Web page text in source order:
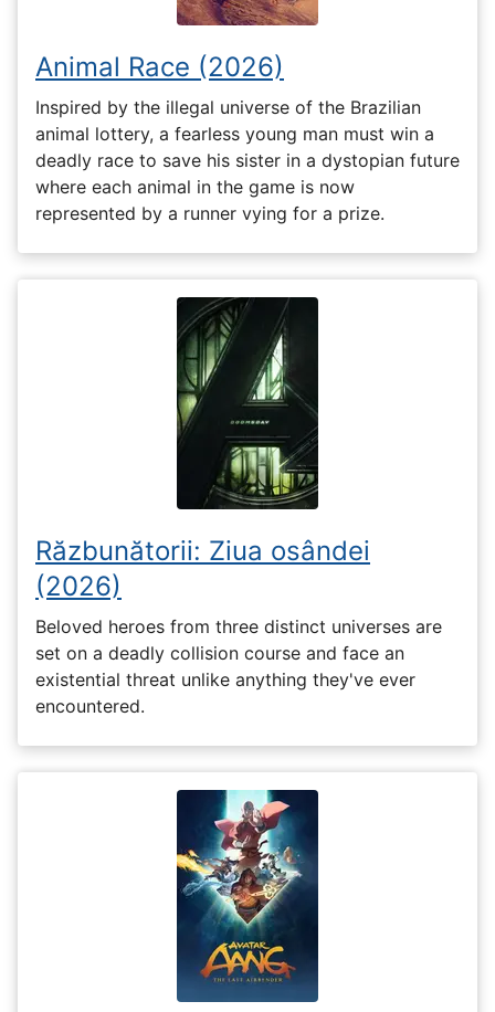
Animal Race (2026)
Inspired by the illegal universe of the Brazilian
animal lottery, a fearless young man must win a
deadly race to save his sister in a dystopian future
where each animal in the game is now
represented by a runner vying for a prize.
Răzbunătorii: Ziua osândei
(2026)
Beloved heroes from three distinct universes are
set on a deadly collision course and face an
existential threat unlike anything they've ever
encountered.